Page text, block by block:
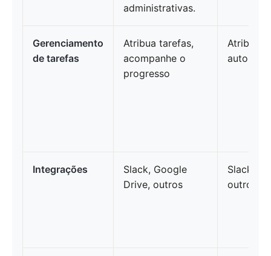
administrativas.
Gerenciamento
de tarefas
Atribua tarefas,
acompanhe o
progresso
Atribua,
Integrações
Slack, Google
Drive, outros
Slack,
outros